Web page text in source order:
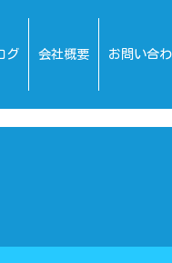
グ 会社概要 お問い合